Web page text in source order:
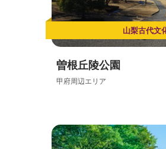
山梨古代文
曽根丘陵公園
甲府周辺エリア